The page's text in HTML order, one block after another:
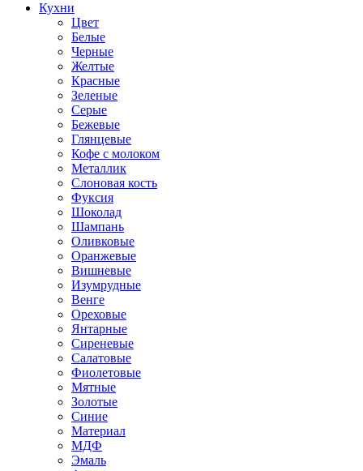
Кухни
Цвет
Белые
Черные
Желтые
Красные
Зеленые
Серые
Бежевые
Глянцевые
Кофе с молоком
Металлик
Слоновая кость
Фуксия
Шоколад
Шампань
Оливковые
Оранжевые
Вишневые
Изумрудные
Венге
Ореховые
Янтарные
Сиреневые
Салатовые
Фиолетовые
Мятные
Золотые
Синие
Материал
МДФ
Эмаль